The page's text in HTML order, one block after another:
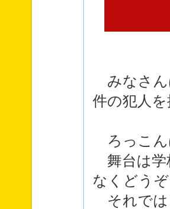
みなさん
件の犯人
ろっこん
舞台は学
なくどう
それでは